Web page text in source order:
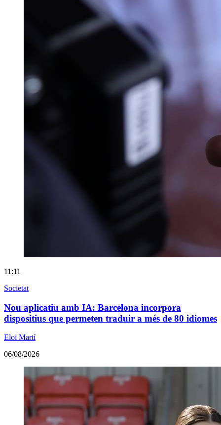
11:11
Societat
Nou aplicatiu amb IA: Barcelona incorpora
dispositius que permeten traduir a més de 80 idiomes
Eloi Martí
06/08/2026